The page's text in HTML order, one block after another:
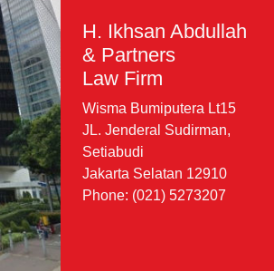
H. Ikhsan Abdullah
& Partners
Law Firm
Wisma Bumiputera Lt15
JL. Jenderal Sudirman,
Setiabudi
Jakarta Selatan 12910
Phone: (021) 5273207